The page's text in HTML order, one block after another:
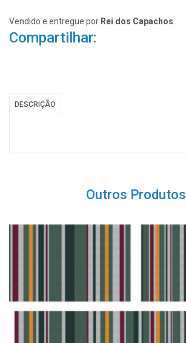
Vendido e entregue por Rei dos Capachos
Compartilhar:
DESCRIÇÃO
Outros Produtos